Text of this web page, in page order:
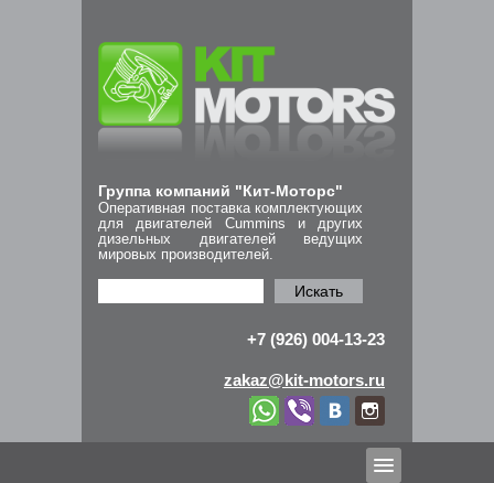
Группа компаний "Кит-Моторс"
Оперативная поставка комплектующих
для двигателей Cummins и других
дизельных двигателей ведущих
мировых производителей.
Искать
+7 (926) 004-13-23
zakaz@kit-motors.ru